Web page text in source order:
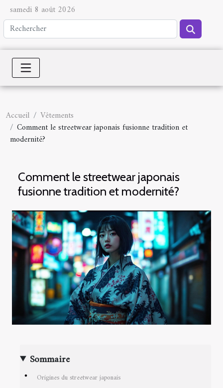
samedi 8 août 2026
Accueil
Vêtements
Comment le streetwear japonais fusionne tradition et
modernité?
Comment le streetwear japonais
fusionne tradition et modernité?
Sommaire
Origines du streetwear japonais